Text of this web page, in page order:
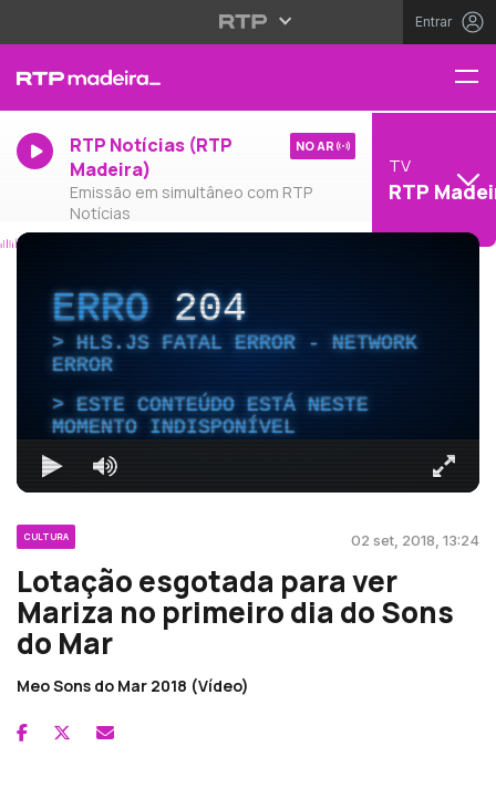
Entrar
RTP Notícias (RTP
Madeira)
Emissão em simultâneo com RTP
Notícias
NO AR
TV
RTP
ERRO204
HLS.JS FATAL ERROR - NETWORK
ERROR
ESTE CONTEÚDO ESTÁ NESTE
MOMENTO INDISPONÍVEL
CULTURA 02 set, 2018, 13:24
Lotação esgotada para ver
Mariza no primeiro dia do Sons
do Mar
Meo Sons do Mar 2018 (Vídeo)